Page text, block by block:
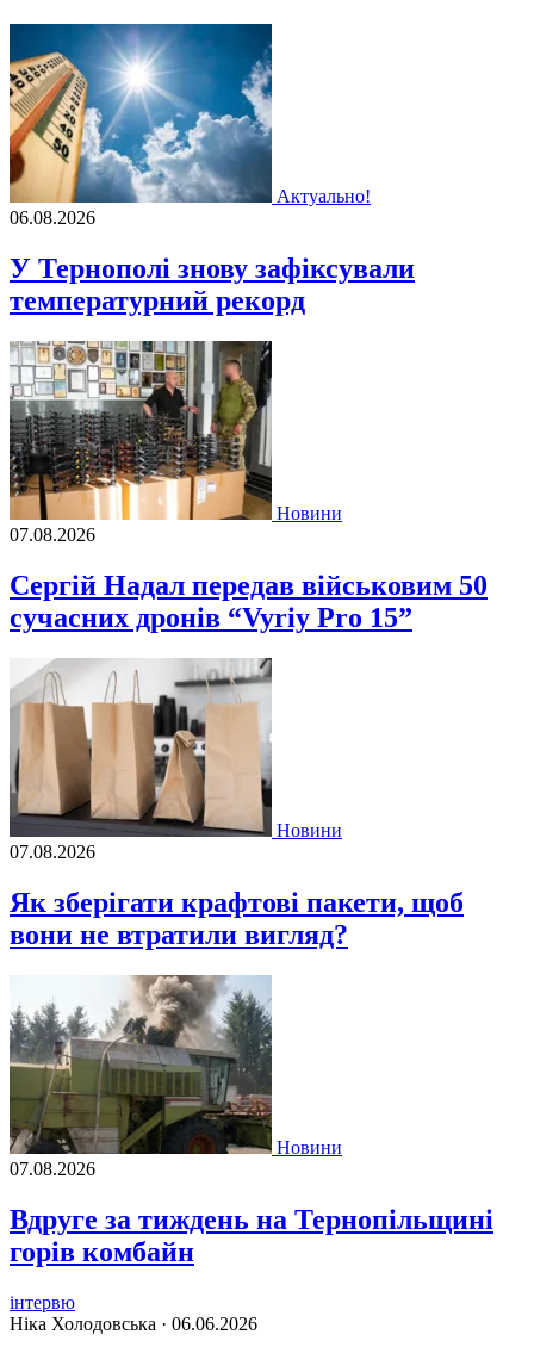
Актуально!
06.08.2026
У Тернополі знову зафіксували
температурний рекорд
Новини
07.08.2026
Сергій Надал передав військовим 50
сучасних дронів “Vyriy Pro 15”
Новини
07.08.2026
Як зберігати крафтові пакети, щоб
вони не втратили вигляд?
Новини
07.08.2026
Вдруге за тиждень на Тернопільщині
горів комбайн
інтервю
Ніка Холодовська · 06.06.2026